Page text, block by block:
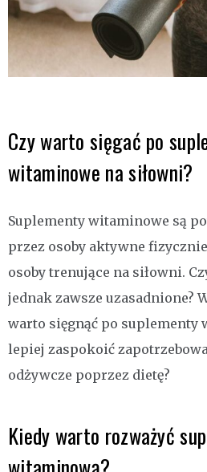
Czy warto sięgać po
witaminowe na siłowni?
Suplementy witaminowe są
przez osoby aktywne
osoby trenujące na siłowni.
jednak zawsze uzasadnione?
warto sięgnąć po suplementy
lepiej zaspokoić
odżywcze poprzez dietę?
Kiedy warto rozważyć